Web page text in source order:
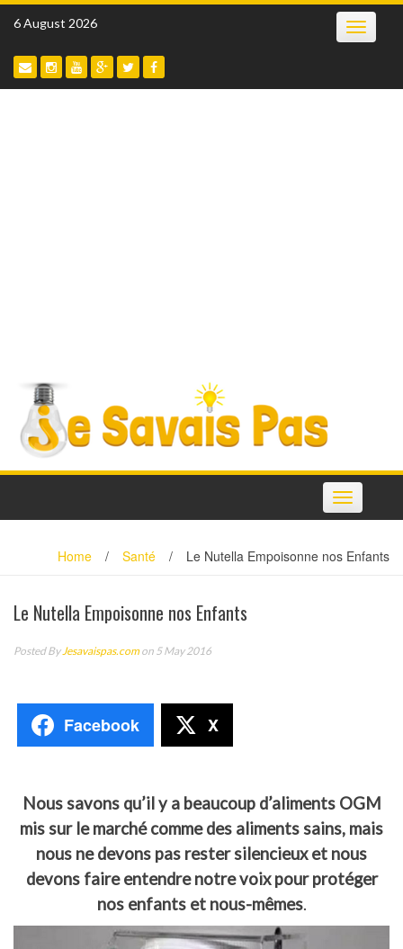
Skip
6 August 2026 Toggle
Toggle
navigation
Home / Santé / Le Nutella Empoisonne nos Enfants
Le Nutella Empoisonne nos Enfants
Posted ByJesavaispas.comon 5 May 2016
Facebook X
Nous savons qu’il y a beaucoup d’aliments OGM
mis sur le marché comme des aliments sains, mais
nous ne devons pas rester silencieux et nous
devons faire entendre notre voix pour protéger
nos enfants et nous-mêmes.